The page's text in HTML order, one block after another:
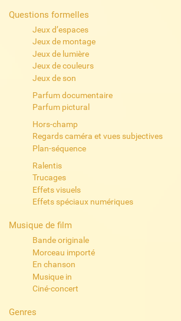
Questions formelles
Jeux d’espaces
Jeux de montage
Jeux de lumière
Jeux de couleurs
Jeux de son
Parfum documentaire
Parfum pictural
Hors-champ
Regards caméra et vues subjectives
Plan-séquence
Ralentis
Trucages
Effets visuels
Effets spéciaux numériques
Musique de film
Bande originale
Morceau importé
En chanson
Musique in
Ciné-concert
Genres